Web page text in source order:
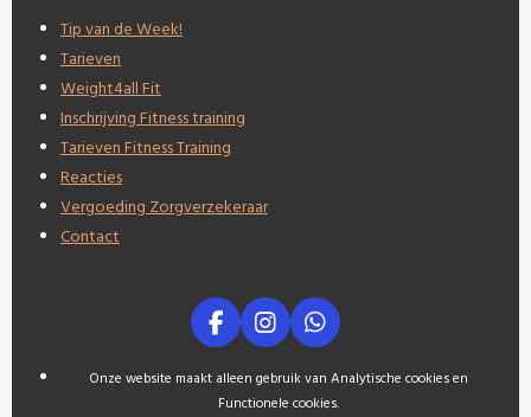
Tip van de Week!
Tarieven
Weight4all Fit
Inschrijving Fitness training
Tarieven Fitness Training
Reacties
Vergoeding Zorgverzekeraar
Contact
F
a
c
e
I
n
s
t
W
h
a
t
Onze website maakt alleen gebruik van Analytische cookies en
Functionele cookies.